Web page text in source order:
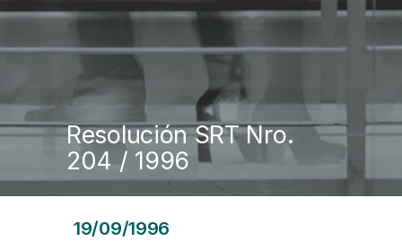
Resolución SRT Nro.
204 / 1996
19/09/1996